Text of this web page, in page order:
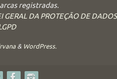
registradas.
GERAL DA PROTEÇÃO DE DADOS
& WordPress.